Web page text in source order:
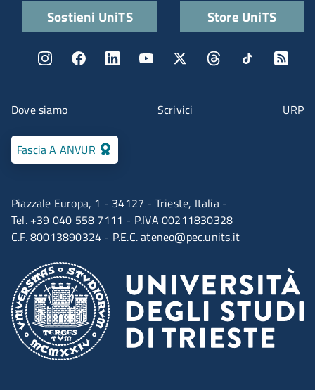
Piazzale Europa, 1 - 34127 - Trieste, Italia -
Tel. +39 040 558 7111 - P.IVA 00211830328
C.F. 80013890324 - P.E.C.ateneo@pec.units.it
Fascia A ANVUR
Menu contatti
Dove siamo Scrivici URP
Quick links
Sostieni UniTS Store UniTS
Menu social